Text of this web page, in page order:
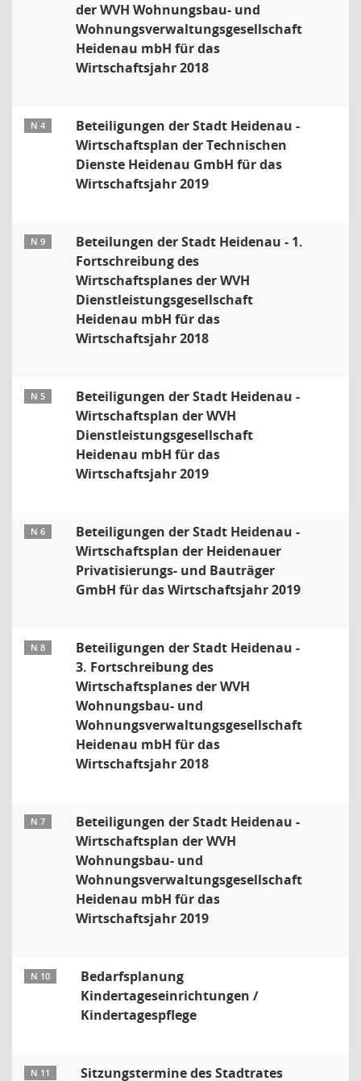
der WVH Wohnungsbau- und
Wohnungsverwaltungsgesellschaft
Heidenau mbH für das
Wirtschaftsjahr 2018
N 4
Beteiligungen der Stadt Heidenau -
Wirtschaftsplan der Technischen
Dienste Heidenau GmbH für das
Wirtschaftsjahr 2019
N 9
Beteilungen der Stadt Heidenau - 1.
Fortschreibung des
Wirtschaftsplanes der WVH
Dienstleistungsgesellschaft
Heidenau mbH für das
Wirtschaftsjahr 2018
N 5
Beteiligungen der Stadt Heidenau -
Wirtschaftsplan der WVH
Dienstleistungsgesellschaft
Heidenau mbH für das
Wirtschaftsjahr 2019
N 6
Beteiligungen der Stadt Heidenau -
Wirtschaftsplan der Heidenauer
Privatisierungs- und Bauträger
GmbH für das Wirtschaftsjahr 2019
N 8
Beteiligungen der Stadt Heidenau -
3. Fortschreibung des
Wirtschaftsplanes der WVH
Wohnungsbau- und
Wohnungsverwaltungsgesellschaft
Heidenau mbH für das
Wirtschaftsjahr 2018
N 7
Beteiligungen der Stadt Heidenau -
Wirtschaftsplan der WVH
Wohnungsbau- und
Wohnungsverwaltungsgesellschaft
Heidenau mbH für das
Wirtschaftsjahr 2019
N 10
Bedarfsplanung
Kindertageseinrichtungen /
Kindertagespflege
N 11 Sitzungstermine des Stadtrates